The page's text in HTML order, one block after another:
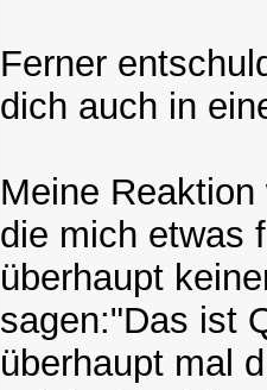
Ferner
dich auch in
Meine
die mich etwas
überhaupt
sagen:"Das ist
überhaupt mal